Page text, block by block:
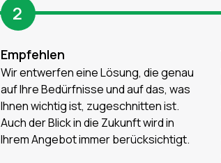
2
Empfehlen
Wir entwerfen eine Lösung, die genau
auf Ihre Bedürfnisse und auf das, was
Ihnen wichtig ist, zugeschnitten ist.
Auch der Blick in die Zukunft wird in
Ihrem Angebot immer berücksichtigt.